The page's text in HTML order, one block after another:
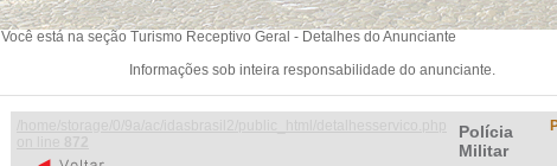
Você está na seção Turismo Receptivo Geral - Detalhes do Anunciante
Informações sob inteira responsabilidade do anunciante.
Polícia
Militar